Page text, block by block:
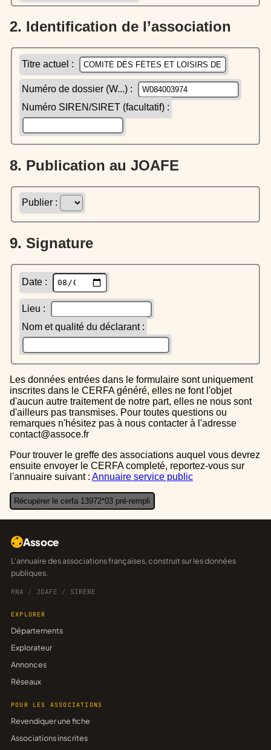
2. Identification de l’association
Titre actuel :
Numéro de dossier (W...) :
Numéro SIREN/SIRET (facultatif) :
8. Publication au JOAFE
Publier :
9. Signature
Date :
Lieu :
Nom et qualité du déclarant :
Les données entrées dans le formulaire sont uniquement
inscrites dans le CERFA généré, elles ne font l'objet
d'aucun autre traitement de notre part, elles ne nous sont
d'ailleurs pas transmises. Pour toutes questions ou
remarques n'hésitez pas à nous contacter à l'adresse
contact@assoce.fr
Pour trouver le greffe des associations auquel vous devrez
ensuite envoyer le CERFA completé, reportez-vous sur
l'annuaire suivant : Annuaire service public
Récupérer le cerfa 13972*03 pré-rempli
Assoce
L'annuaire des associations françaises, construit sur les données
publiques.
RNA / JOAFE / SIRENE
EXPLORER
Départements
Explorateur
Annonces
Réseaux
POUR LES ASSOCIATIONS
Revendiquer une fiche
Associations inscrites